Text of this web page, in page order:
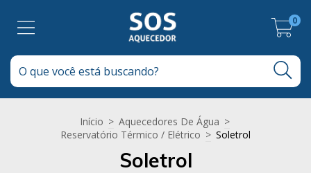
0
Início > Aquecedores De Água >
Reservatório Térmico / Elétrico > Soletrol
Soletrol